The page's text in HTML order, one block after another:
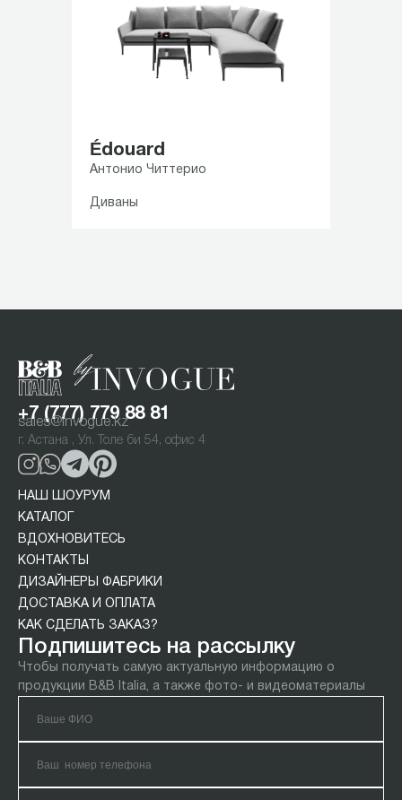
Édouard
Антонио Читтерио
Диваны
+7 (777) 779 88 81
sales@invogue.kz
г. Астана , Ул. Толе би 54, офис 4
НАШ ШОУРУМ
КАТАЛОГ
ВДОХНОВИТЕСЬ
КОНТАКТЫ
ДИЗАЙНЕРЫ ФАБРИКИ
ДОСТАВКА И ОПЛАТА
КАК СДЕЛАТЬ ЗАКАЗ?
Подпишитесь на рассылку
Чтобы получать самую актуальную информацию о
продукции B&B Italia, а также фото- и видеоматериалы